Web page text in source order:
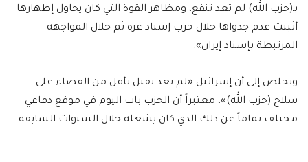
بـ(حزب الله) لم تعد تنفع، ومظاهر القوة التي كان يحاول إظهارها
أثبتت عدم جدواها خلال حرب إسناد غزة ثم خلال المواجهة
المرتبطة بإسناد إيران».
ويخلص إلى أن إسرائيل «لم تعد تقبل بأقل من القضاء على
سلاح (حزب الله)»، معتبراً أن الحزب بات اليوم في موقع دفاعي
مختلف تماماً عن ذلك الذي كان يشغله خلال السنوات السابقة.